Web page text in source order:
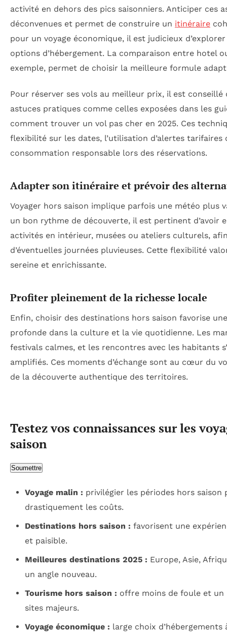
activité en dehors des pics saisonniers. Anticiper ces
déconvenues et permet de construire un itinéraire
pour un voyage économique, il est judicieux
options d’hébergement. La comparaison entre hotel
exemple, permet de choisir la meilleure formule
Pour réserver ses vols au meilleur prix, il est conseillé
astuces pratiques comme celles exposées dans les
comment trouver un vol pas cher en 2025. Ces
flexibilité sur les dates, l’utilisation d’alertes tarifaires
consommation responsable lors des réservations.
Adapter son itinéraire et prévoir des
Voyager hors saison implique parfois une météo plus
un bon rythme de découverte, il est pertinent d’avoir
activités en intérieur, musées ou ateliers culturels,
d’éventuelles journées pluvieuses. Cette flexibilité
sereine et enrichissante.
Profiter pleinement de la richesse locale
Enfin, choisir des destinations hors saison favorise
profonde dans la culture et la vie quotidienne. Les
festivals calmes, et les rencontres avec les habitants
amplifiés. Ces moments d’échange sont au cœur du
de la découverte authentique des territoires.
Testez vos connaissances sur les
saison
Soumettre
Voyage malin : privilégier les périodes hors saison
drastiquement les coûts.
Destinations hors saison : favorisent une
et paisible.
Meilleures destinations 2025 : Europe, Asie,
un angle nouveau.
Tourisme hors saison : offre moins de foule et un
sites majeurs.
Voyage économique : large choix d’hébergements